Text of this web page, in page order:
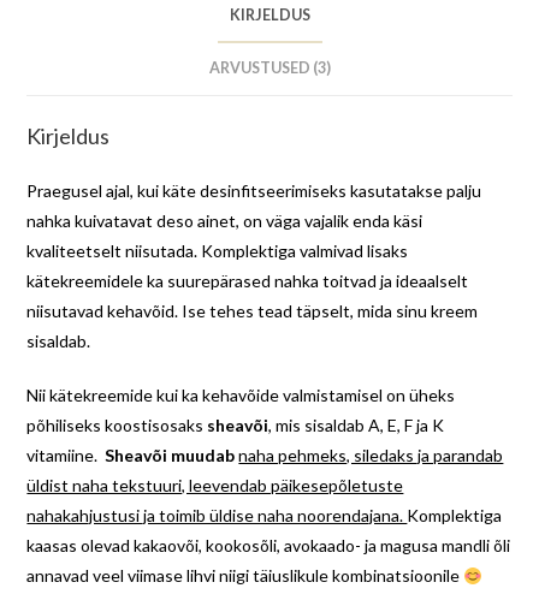
KIRJELDUS
ARVUSTUSED (3)
Kirjeldus
Praegusel ajal, kui käte desinfitseerimiseks kasutatakse palju
nahka kuivatavat deso ainet, on väga vajalik enda käsi
kvaliteetselt niisutada. Komplektiga valmivad lisaks
kätekreemidele ka suurepärased nahka toitvad ja ideaalselt
niisutavad kehavõid. Ise tehes tead täpselt, mida sinu kreem
sisaldab.
Nii kätekreemide kui ka kehavõide valmistamisel on üheks
põhiliseks koostisosaks sheavõi, mis sisaldab A, E, F ja K
vitamiine.Sheavõi muudab naha pehmeks, siledaks ja parandab
üldist naha tekstuuri, leevendab päikesepõletuste
nahakahjustusi ja toimib üldise naha noorendajana. Komplektiga
kaasas olevad kakaovõi, kookosõli, avokaado- ja magusa mandli õli
annavad veel viimase lihvi niigi täiuslikule kombinatsioonile